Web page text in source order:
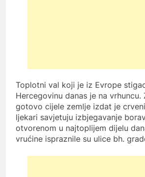
Toplotni val koji je iz Evrope
Hercegovinu danas je na vrhuncu.
gotovo cijele zemlje izdat je
ljekari savjetuju izbjegavanje
otvorenom u najtoplijem dijelu
vrućine ispraznile su ulice bh.